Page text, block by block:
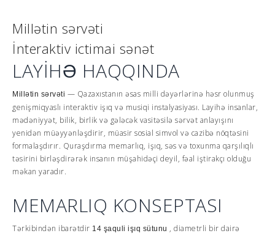
Millətin sərvəti
İnteraktiv ictimai sənət
LAYİHƏ HAQQINDA
Millətin sərvəti — Qazaxıstanın əsas milli dəyərlərinə həsr olunmuş
genişmiqyaslı interaktiv işıq və musiqi instalyasiyası. Layihə insanlar,
mədəniyyət, bilik, birlik və gələcək vasitəsilə sərvət anlayışını
yenidən müəyyənləşdirir, müasir sosial simvol və cazibə nöqtəsini
formalaşdırır. Quraşdırma memarlıq, işıq, səs və toxunma qarşılıqlı
təsirini birləşdirərək insanın müşahidəçi deyil, fəal iştirakçı olduğu
məkan yaradır.
MEMARLIQ KONSEPTASI
Tərkibindən ibarətdir 14 şaquli işıq sütunu , diametrli bir dairə